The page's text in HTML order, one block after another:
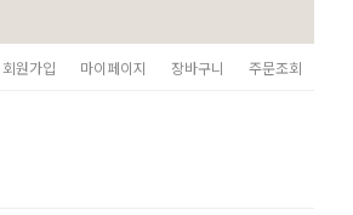
회원가입 마이페이지 장바구니 주문조회